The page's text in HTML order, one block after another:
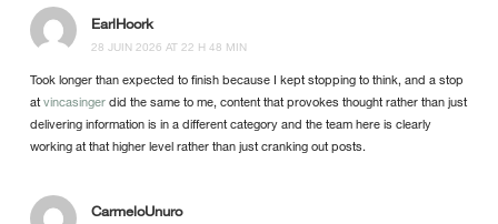
EarlHoork
28 JUIN 2026 AT 22 H 48 MIN
Took longer than expected to finish because I kept stopping to think, and a stop
atvincasingerdid the same to me, content that provokes thought rather than just
delivering information is in a different category and the team here is clearly
working at that higher level rather than just cranking out posts.
CarmeloUnuro